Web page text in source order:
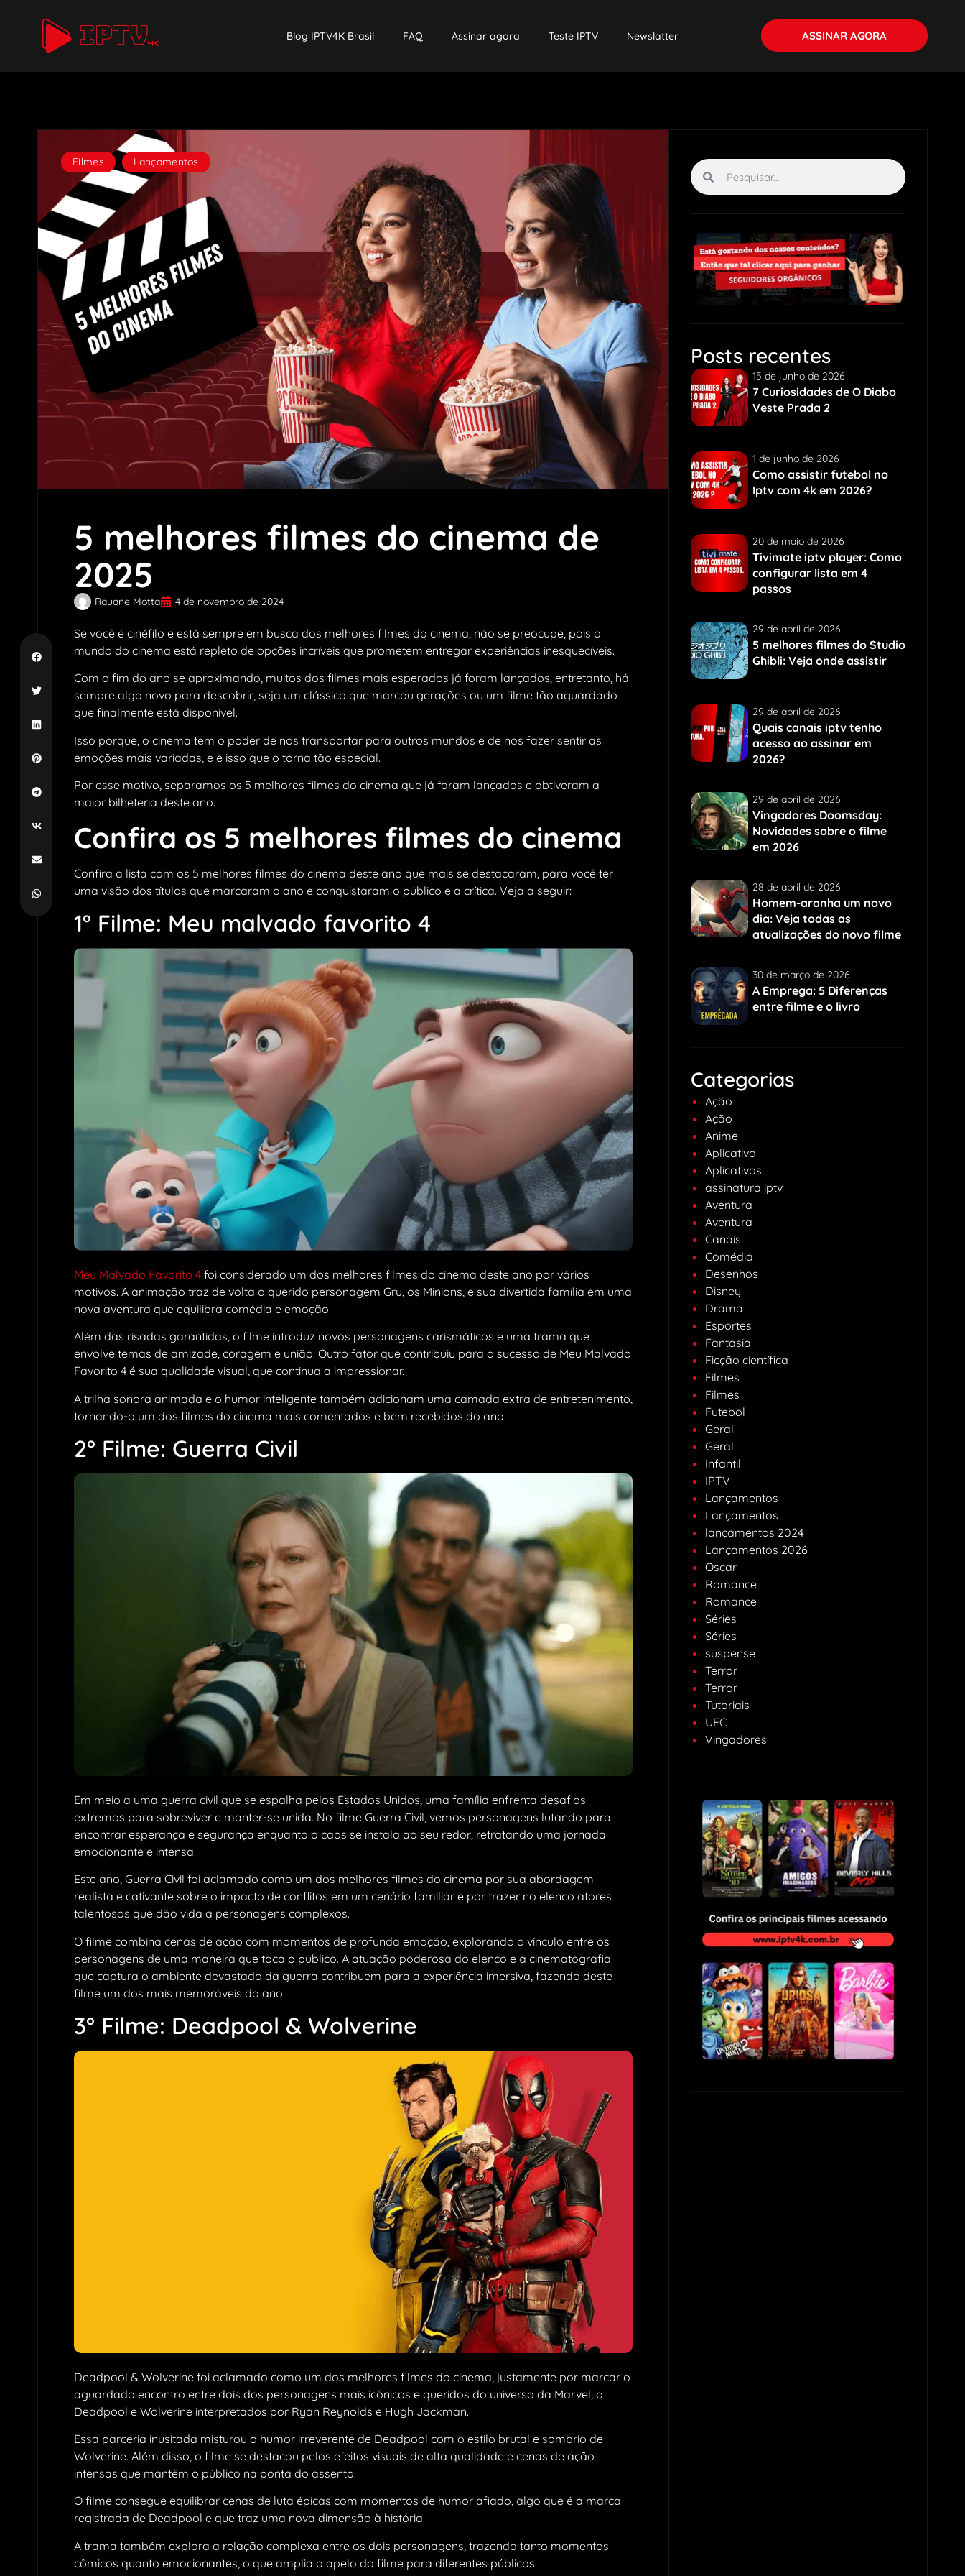
Blog IPTV4K Brasil FAQ Assinar agora Teste IPTV Newslatter ASSINAR AGORA
Filmes , Lançamentos
5 melhores filmes do cinema de
2025
Rauane Motta 4 de novembro de 2024
Se você é cinéfilo e está sempre em busca dos melhores filmes do cinema, não se preocupe, pois o
mundo do cinema está repleto de opções incríveis que prometem entregar experiências inesquecíveis.
Com o fim do ano se aproximando, muitos dos filmes mais esperados já foram lançados, entretanto, há
sempre algo novo para descobrir, seja um clássico que marcou gerações ou um filme tão aguardado
que finalmente está disponível.
Isso porque, o cinema tem o poder de nos transportar para outros mundos e de nos fazer sentir as
emoções mais variadas, e é isso que o torna tão especial.
Por esse motivo, separamos os 5 melhores filmes do cinema que já foram lançados e obtiveram a
maior bilheteria deste ano.
Confira os 5 melhores filmes do cinema
Confira a lista com os 5 melhores filmes do cinema deste ano que mais se destacaram, para você ter
uma visão dos títulos que marcaram o ano e conquistaram o público e a crítica. Veja a seguir:
1° Filme: Meu malvado favorito 4
Meu Malvado Favorito 4 foi considerado um dos melhores filmes do cinema deste ano por vários
motivos. A animação traz de volta o querido personagem Gru, os Minions, e sua divertida família em uma
nova aventura que equilibra comédia e emoção.
Além das risadas garantidas, o filme introduz novos personagens carismáticos e uma trama que
envolve temas de amizade, coragem e união. Outro fator que contribuiu para o sucesso de Meu Malvado
Favorito 4 é sua qualidade visual, que continua a impressionar.
A trilha sonora animada e o humor inteligente também adicionam uma camada extra de entretenimento,
tornando-o um dos filmes do cinema mais comentados e bem recebidos do ano.
2° Filme: Guerra Civil
Em meio a uma guerra civil que se espalha pelos Estados Unidos, uma família enfrenta desafios
extremos para sobreviver e manter-se unida. No filme Guerra Civil, vemos personagens lutando para
encontrar esperança e segurança enquanto o caos se instala ao seu redor, retratando uma jornada
emocionante e intensa.
Este ano, Guerra Civil foi aclamado como um dos melhores filmes do cinema por sua abordagem
realista e cativante sobre o impacto de conflitos em um cenário familiar e por trazer no elenco atores
talentosos que dão vida a personagens complexos.
O filme combina cenas de ação com momentos de profunda emoção, explorando o vínculo entre os
personagens de uma maneira que toca o público. A atuação poderosa do elenco e a cinematografia
que captura o ambiente devastado da guerra contribuem para a experiência imersiva, fazendo deste
filme um dos mais memoráveis do ano.
3° Filme: Deadpool & Wolverine
Deadpool & Wolverine foi aclamado como um dos melhores filmes do cinema, justamente por marcar o
aguardado encontro entre dois dos personagens mais icônicos e queridos do universo da Marvel, o
Deadpool e Wolverine interpretados por Ryan Reynolds e Hugh Jackman.
Essa parceria inusitada misturou o humor irreverente de Deadpool com o estilo brutal e sombrio de
Wolverine. Além disso, o filme se destacou pelos efeitos visuais de alta qualidade e cenas de ação
intensas que mantêm o público na ponta do assento.
O filme consegue equilibrar cenas de luta épicas com momentos de humor afiado, algo que é a marca
registrada de Deadpool e que traz uma nova dimensão à história.
A trama também explora a relação complexa entre os dois personagens, trazendo tanto momentos
cômicos quanto emocionantes, o que amplia o apelo do filme para diferentes públicos.
Posts recentes
15 de junho de 2026
7 Curiosidades de O Diabo
Veste Prada 2
1 de junho de 2026
Como assistir futebol no
Iptv com 4k em 2026?
20 de maio de 2026
Tivimate iptv player: Como
configurar lista em 4
passos
29 de abril de 2026
5 melhores filmes do Studio
Ghibli: Veja onde assistir
29 de abril de 2026
Quais canais iptv tenho
acesso ao assinar em
2026?
29 de abril de 2026
Vingadores Doomsday:
Novidades sobre o filme
em 2026
28 de abril de 2026
Homem-aranha um novo
dia: Veja todas as
atualizações do novo filme
30 de março de 2026
A Emprega: 5 Diferenças
entre filme e o livro
Categorias
Ação
Ação
Anime
Aplicativo
Aplicativos
assinatura iptv
Aventura
Aventura
Canais
Comédia
Desenhos
Disney
Drama
Esportes
Fantasia
Ficção científica
Filmes
Filmes
Futebol
Geral
Geral
Infantil
IPTV
Lançamentos
Lançamentos
lançamentos 2024
Lançamentos 2026
Oscar
Romance
Romance
Séries
Séries
suspense
Terror
Terror
Tutoriais
UFC
Vingadores